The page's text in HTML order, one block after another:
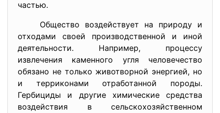
частью.
Общество воздействует на природу и
отходами своей производственной и иной
деятельности. Например, процессу
извлечения каменного угля человечество
обязано не только животворной энергией, но
и терриконами отработанной породы.
Гербициды и другие химические средства
воздействия в сельскохозяйственном